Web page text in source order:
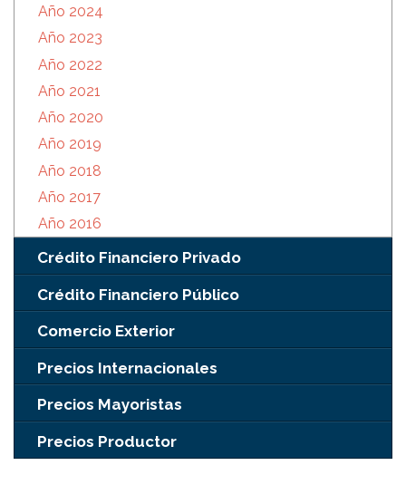
Año 2024
Año 2023
Año 2022
Año 2021
Año 2020
Año 2019
Año 2018
Año 2017
Año 2016
Crédito Financiero Privado
Crédito Financiero Público
Comercio Exterior
Precios Internacionales
Precios Mayoristas
Precios Productor